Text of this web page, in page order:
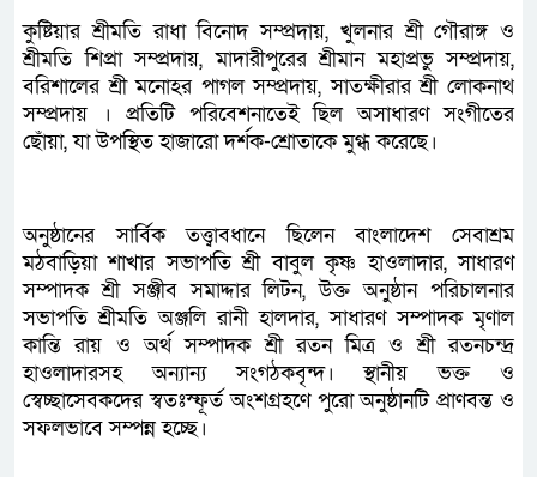
কুষ্টিয়ার শ্রীমতি রাধা বিনোদ সম্প্রদায়, খুলনার শ্রী গৌরাঙ্গ ও
শ্রীমতি শিপ্রা সম্প্রদায়, মাদারীপুরের শ্রীমান মহাপ্রভু সম্প্রদায়,
বরিশালের শ্রী মনোহর পাগল সম্প্রদায়, সাতক্ষীরার শ্রী লোকনাথ
সম্প্রদায় । প্রতিটি পরিবেশনাতেই ছিল অসাধারণ সংগীতের
ছোঁয়া, যা উপস্থিত হাজারো দর্শক-শ্রোতাকে মুগ্ধ করেছে।
অনুষ্ঠানের সার্বিক তত্ত্বাবধানে ছিলেন বাংলাদেশ সেবাশ্রম
মঠবাড়িয়া শাখার সভাপতি শ্রী বাবুল কৃষ্ণ হাওলাদার, সাধারণ
সম্পাদক শ্রী সঞ্জীব সমাদ্দার লিটন, উক্ত অনুষ্ঠান পরিচালনার
সভাপতি শ্রীমতি অঞ্জলি রানী হালদার, সাধারণ সম্পাদক মৃণাল
কান্তি রায় ও অর্থ সম্পাদক শ্রী রতন মিত্র ও শ্রী রতনচন্দ্র
হাওলাদারসহ অন্যান্য সংগঠকবৃন্দ। স্থানীয় ভক্ত ও
স্বেচ্ছাসেবকদের স্বতঃস্ফূর্ত অংশগ্রহণে পুরো অনুষ্ঠানটি প্রাণবন্ত ও
সফলভাবে সম্পন্ন হচ্ছে।